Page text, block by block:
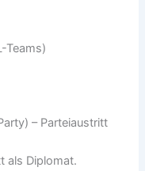
Teams)
– Parteiaustritt
als Diplomat.